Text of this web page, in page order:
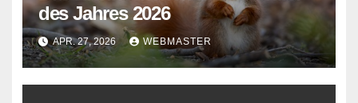
des Jahres 2026
APR. 27, 2026 WEBMASTER